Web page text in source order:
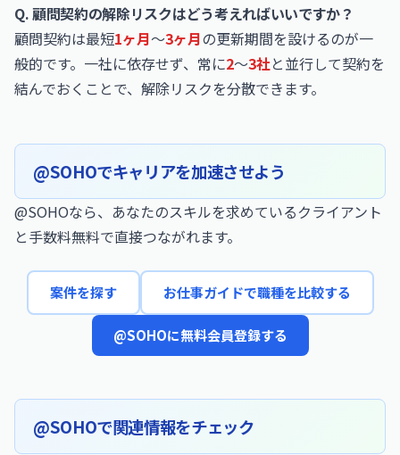
Q. 顧問契約の解除リスクはどう考えればいいですか？
顧問契約は最短1ヶ月〜3ヶ月の更新期間を設けるのが一
般的です。一社に依存せず、常に2〜3社と並行して契約を
結んでおくことで、解除リスクを分散できます。
@SOHOでキャリアを加速させよう
@SOHOなら、あなたのスキルを求めているクライアント
と手数料無料で直接つながれます。
案件を探す お仕事ガイドで職種を比較する
@SOHOに無料会員登録する
@SOHOで関連情報をチェック